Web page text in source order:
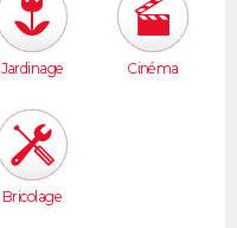
Jardinage Cinéma
Bricolage